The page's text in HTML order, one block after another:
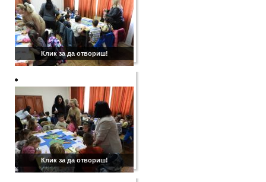
Клик за да отвориш!
Клик за да отвориш!